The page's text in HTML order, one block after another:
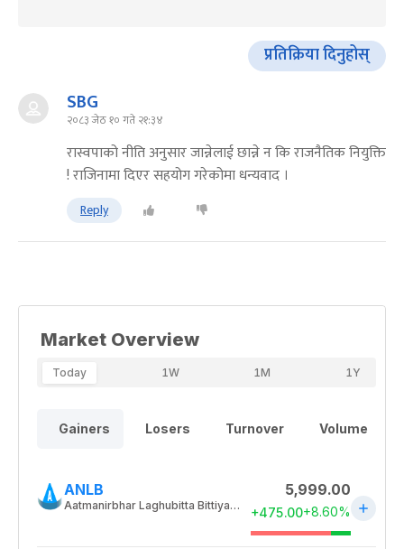
प्रतिक्रिया दिनुहोस्
SBG
२०८३ जेठ १० गते २१:३४
रास्वपाको नीति अनुसार जान्नेलाई छान्ने न कि राजनैतिक नियुक्ति
! राजिनामा दिएर सहयोग गरेकोमा धन्यवाद ।
Reply